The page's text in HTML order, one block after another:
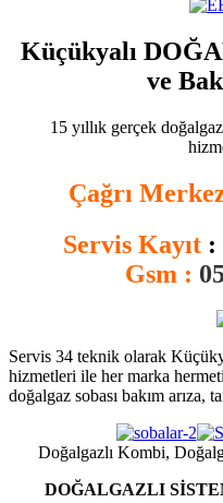
Küçükyalı
ve
15 yıllık gerçek
Çağrı
Servis Kayıt :
Gsm :
Servis 34 teknik olarak
hizmetleri ile her marka
doğalgaz sobası bakım arıza,
Doğalgazlı Kombi,
DOĞALGAZLI